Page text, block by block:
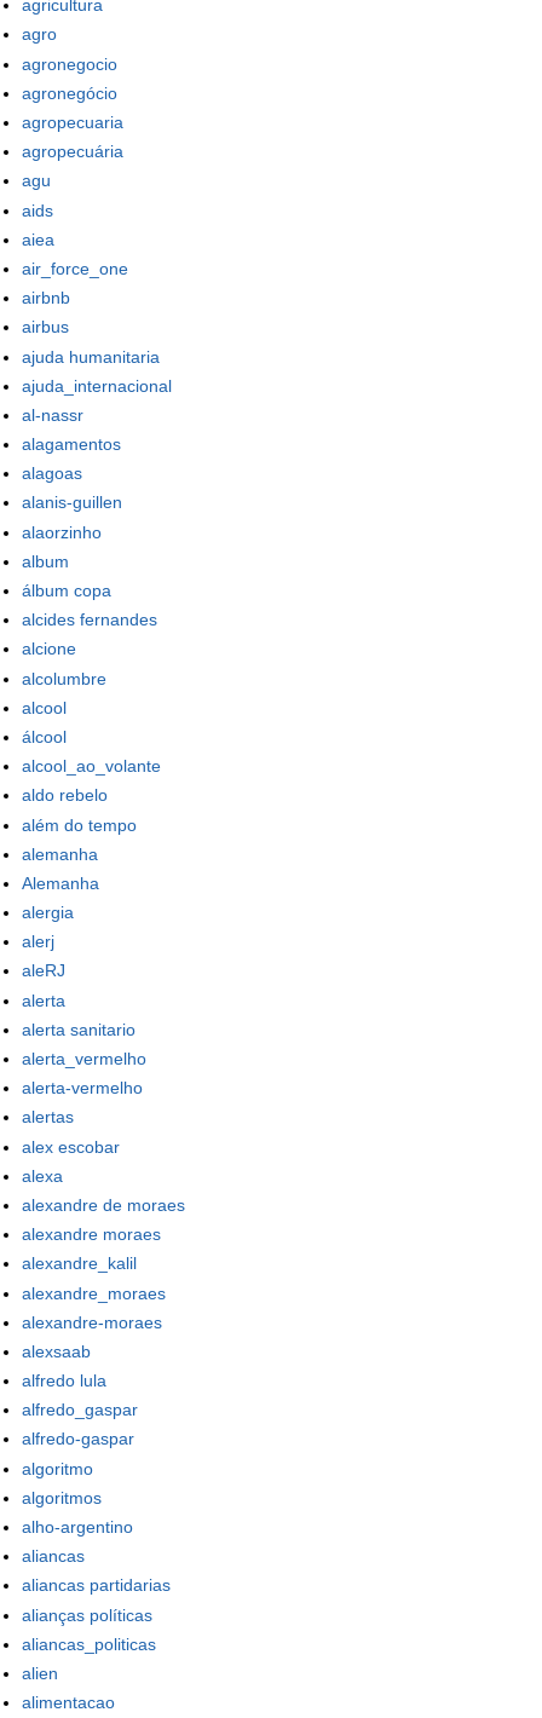
agricultura
agro
agronegocio
agronegócio
agropecuaria
agropecuária
agu
aids
aiea
air_force_one
airbnb
airbus
ajuda humanitaria
ajuda_internacional
al-nassr
alagamentos
alagoas
alanis-guillen
alaorzinho
album
álbum copa
alcides fernandes
alcione
alcolumbre
alcool
álcool
alcool_ao_volante
aldo rebelo
além do tempo
alemanha
Alemanha
alergia
alerj
aleRJ
alerta
alerta sanitario
alerta_vermelho
alerta-vermelho
alertas
alex escobar
alexa
alexandre de moraes
alexandre moraes
alexandre_kalil
alexandre_moraes
alexandre-moraes
alexsaab
alfredo lula
alfredo_gaspar
alfredo-gaspar
algoritmo
algoritmos
alho-argentino
aliancas
aliancas partidarias
alianças políticas
aliancas_politicas
alien
alimentacao